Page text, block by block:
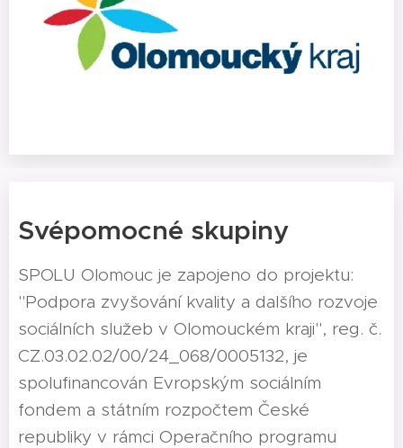
Svépomocné skupiny
SPOLU Olomouc je zapojeno do projektu:
"Podpora zvyšování kvality a dalšího rozvoje
sociálních služeb v Olomouckém kraji", reg. č.
CZ.03.02.02/00/24_068/0005132, je
spolufinancován Evropským sociálním
fondem a státním rozpočtem České
republiky v rámci Operačního programu